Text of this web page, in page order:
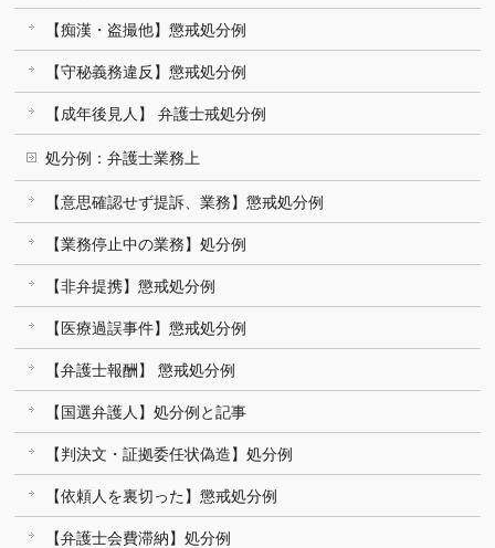
【痴漢・盗撮他】懲戒処分例
【守秘義務違反】懲戒処分例
【成年後見人】 弁護士戒処分例
処分例：弁護士業務上
【意思確認せず提訴、業務】懲戒処分例
【業務停止中の業務】処分例
【非弁提携】懲戒処分例
【医療過誤事件】懲戒処分例
【弁護士報酬】 懲戒処分例
【国選弁護人】処分例と記事
【判決文・証拠委任状偽造】処分例
【依頼人を裏切った】懲戒処分例
【弁護士会費滞納】処分例